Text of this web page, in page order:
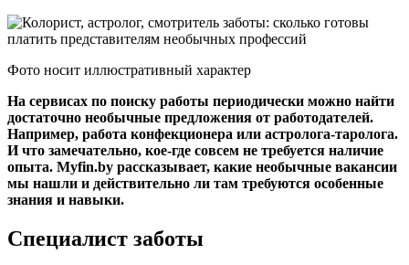
Фото носит иллюстративный характер
На сервисах по поиску работы периодически можно найти
достаточно необычные предложения от работодателей.
Например, работа конфекционера или астролога-таролога.
И что замечательно, кое-где совсем не требуется наличие
опыта. Myfin.by рассказывает, какие необычные вакансии
мы нашли и действительно ли там требуются особенные
знания и навыки.
Специалист заботы